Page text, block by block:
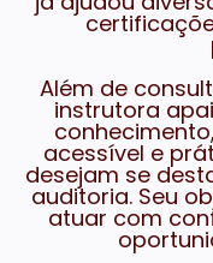
Além de
instrutora
acessível e
desejam se
auditoria. Seu
atuar com